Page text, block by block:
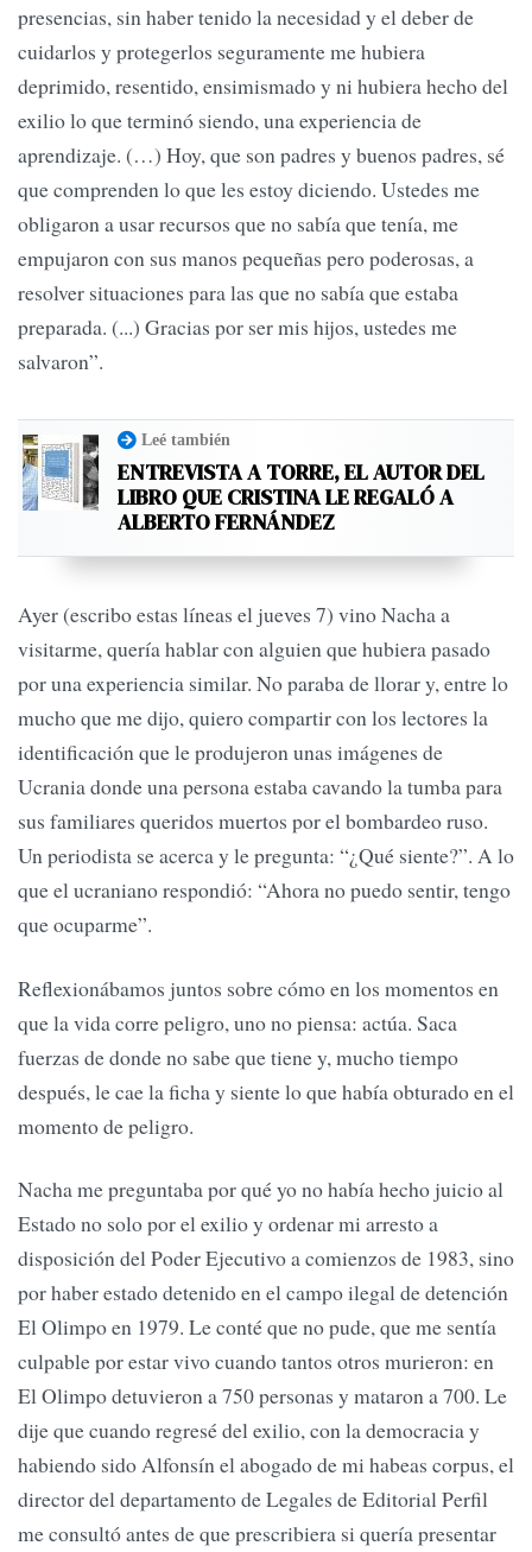
presencias, sin haber tenido la necesidad y el deber de
cuidarlos y protegerlos seguramente me hubiera
deprimido, resentido, ensimismado y ni hubiera hecho del
exilio lo que terminó siendo, una experiencia de
aprendizaje. (…) Hoy, que son padres y buenos padres, sé
que comprenden lo que les estoy diciendo. Ustedes me
obligaron a usar recursos que no sabía que tenía, me
empujaron con sus manos pequeñas pero poderosas, a
resolver situaciones para las que no sabía que estaba
preparada. (...) Gracias por ser mis hijos, ustedes me
salvaron”.
Leé también
ENTREVISTA A TORRE, EL AUTOR DEL
LIBRO QUE CRISTINA LE REGALÓ A
ALBERTO FERNÁNDEZ
Ayer (escribo estas líneas el jueves 7) vino Nacha a
visitarme, quería hablar con alguien que hubiera pasado
por una experiencia similar. No paraba de llorar y, entre lo
mucho que me dijo, quiero compartir con los lectores la
identificación que le produjeron unas imágenes de
Ucrania donde una persona estaba cavando la tumba para
sus familiares queridos muertos por el bombardeo ruso.
Un periodista se acerca y le pregunta: “¿Qué siente?”. A lo
que el ucraniano respondió: “Ahora no puedo sentir, tengo
que ocuparme”.
Reflexionábamos juntos sobre cómo en los momentos en
que la vida corre peligro, uno no piensa: actúa. Saca
fuerzas de donde no sabe que tiene y, mucho tiempo
después, le cae la ficha y siente lo que había obturado en el
momento de peligro.
Nacha me preguntaba por qué yo no había hecho juicio al
Estado no solo por el exilio y ordenar mi arresto a
disposición del Poder Ejecutivo a comienzos de 1983, sino
por haber estado detenido en el campo ilegal de detención
El Olimpo en 1979. Le conté que no pude, que me sentía
culpable por estar vivo cuando tantos otros murieron: en
El Olimpo detuvieron a 750 personas y mataron a 700. Le
dije que cuando regresé del exilio, con la democracia y
habiendo sido Alfonsín el abogado de mi habeas corpus, el
director del departamento de Legales de Editorial Perfil
me consultó antes de que prescribiera si quería presentar